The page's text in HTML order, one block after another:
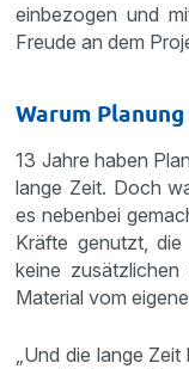
einbezogen und
Freude an dem
Warum
13 Jahre haben
lange Zeit. Doch
es nebenbei
Kräfte genutzt,
keine zusätzlichen
Material vom
„Und die lange